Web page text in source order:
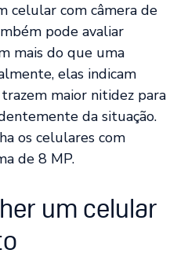
celular com câmera de
pode avaliar
mais do que uma
elas indicam
maior nitidez para
da situação.
os celulares com
de 8 MP.
um celular